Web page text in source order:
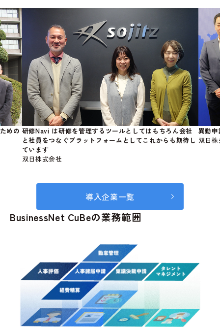
めの 研修Navi は研修を管理するツールとしてはもちろん会社
と社員をつなぐプラットフォームとしてこれからも期待し
ています
双日株式会社
異動
双日
導入企業一覧
BusinessNet CuBeの業務範囲